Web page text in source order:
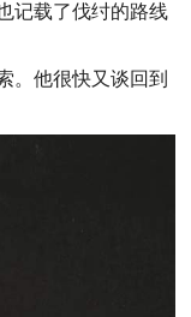
记载了伐纣的路线
。他很快又谈回到